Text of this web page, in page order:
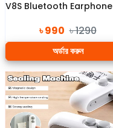
V8S Bluetooth Earphone
৳ 990 ৳ 1290
অর্ডার করুন